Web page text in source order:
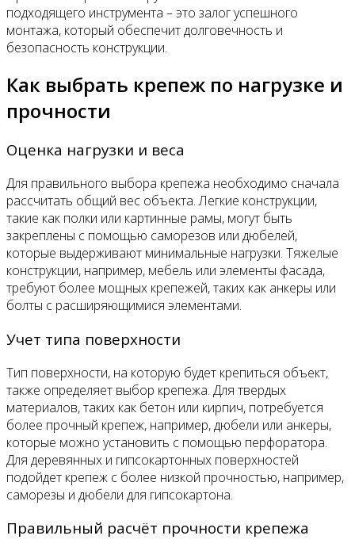
подходящего инструмента – это залог успешного
монтажа, который обеспечит долговечность и
безопасность конструкции.
Как выбрать крепеж по нагрузке и
прочности
Оценка нагрузки и веса
Для правильного выбора крепежа необходимо сначала
рассчитать общий вес объекта. Легкие конструкции,
такие как полки или картинные рамы, могут быть
закреплены с помощью саморезов или дюбелей,
которые выдерживают минимальные нагрузки. Тяжелые
конструкции, например, мебель или элементы фасада,
требуют более мощных крепежей, таких как анкеры или
болты с расширяющимися элементами.
Учет типа поверхности
Тип поверхности, на которую будет крепиться объект,
также определяет выбор крепежа. Для твердых
материалов, таких как бетон или кирпич, потребуется
более прочный крепеж, например, дюбели или анкеры,
которые можно установить с помощью перфоратора.
Для деревянных и гипсокартонных поверхностей
подойдет крепеж с более низкой прочностью, например,
саморезы и дюбели для гипсокартона.
Правильный расчёт прочности крепежа